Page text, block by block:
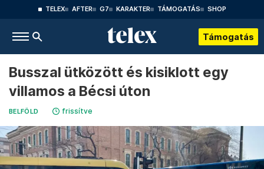
TELEX AFTER G7 KARAKTER TÁMOGATÁS SHOP
Támogatás
Busszal ütközött és kisiklott egy
villamos a Bécsi úton
BELFÖLD frissítve